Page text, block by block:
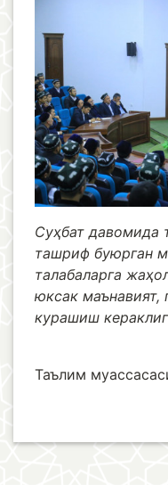
Суҳбат давомида
ташриф буюрган
талабаларга
юксак маънавият,
курашиш
Таълим